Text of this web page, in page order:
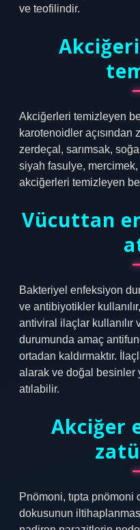
ve teofilindir.
Akciğeri
Akciğerleri temizleyen
karotenoidler açısından
zerdeçal, sarımsak,
siyah fasulye,
akciğerleri temizleyen
Vücuttan
Bakteriyel enfeksiyon
ve antibiyotikler
antiviral ilaçlar kullanılır
durumunda amaç
ortadan kaldırmaktır.
alarak ve doğal besinler
atılabilir.
Akciğer
Pnömoni, tıpta
dokusunun